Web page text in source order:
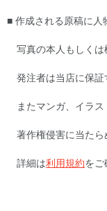
■ 作成される原稿に人
写真の本人もしくは
発注者は当店に保証
またマンガ、イラス
著作権侵害に当たら
詳細は利用規約をご